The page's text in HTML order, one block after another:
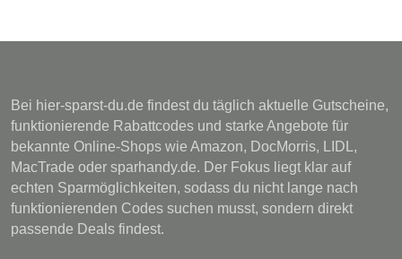
Bei hier-sparst-du.de findest du täglich aktuelle Gutscheine,
funktionierende Rabattcodes und starke Angebote für
bekannte Online-Shops wie Amazon, DocMorris, LIDL,
MacTrade oder sparhandy.de. Der Fokus liegt klar auf
echten Sparmöglichkeiten, sodass du nicht lange nach
funktionierenden Codes suchen musst, sondern direkt
passende Deals findest.